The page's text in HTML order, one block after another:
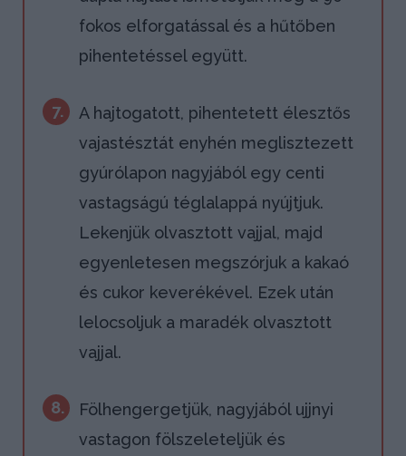
fokos elforgatással és a hűtőben
pihentetéssel együtt.
7.
A hajtogatott, pihentetett élesztős
vajastésztát enyhén meglisztezett
gyúrólapon nagyjából egy centi
vastagságú téglalappá nyújtjuk.
Lekenjük olvasztott vajjal, majd
egyenletesen megszórjuk a kakaó
és cukor keverékével. Ezek után
lelocsoljuk a maradék olvasztott
vajjal.
8.
Fölhengergetjük, nagyjából ujjnyi
vastagon fölszeleteljük és